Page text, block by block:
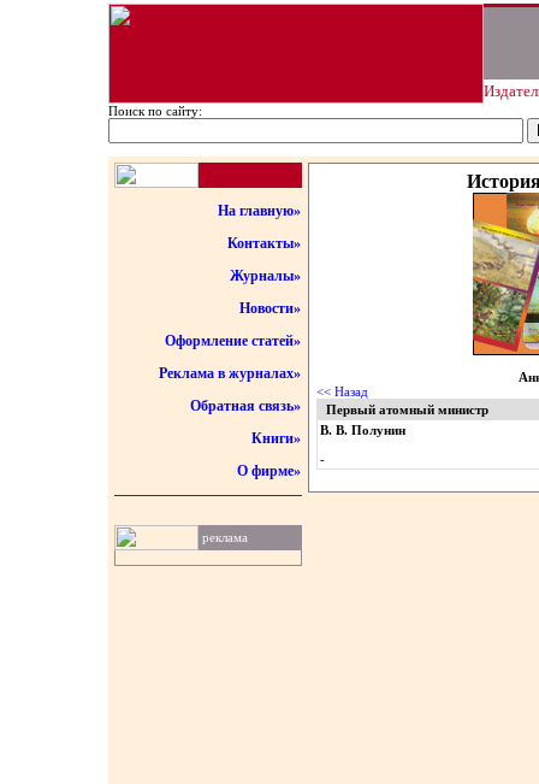
Поиск по сайту:
На главную»
Контакты»
Журналы»
Новости»
Оформление статей»
Реклама в журналах»
Обратная связь»
Книги»
О фирме»
реклама
<< Назад
Первый атомный министр
В. В. Полунин
-